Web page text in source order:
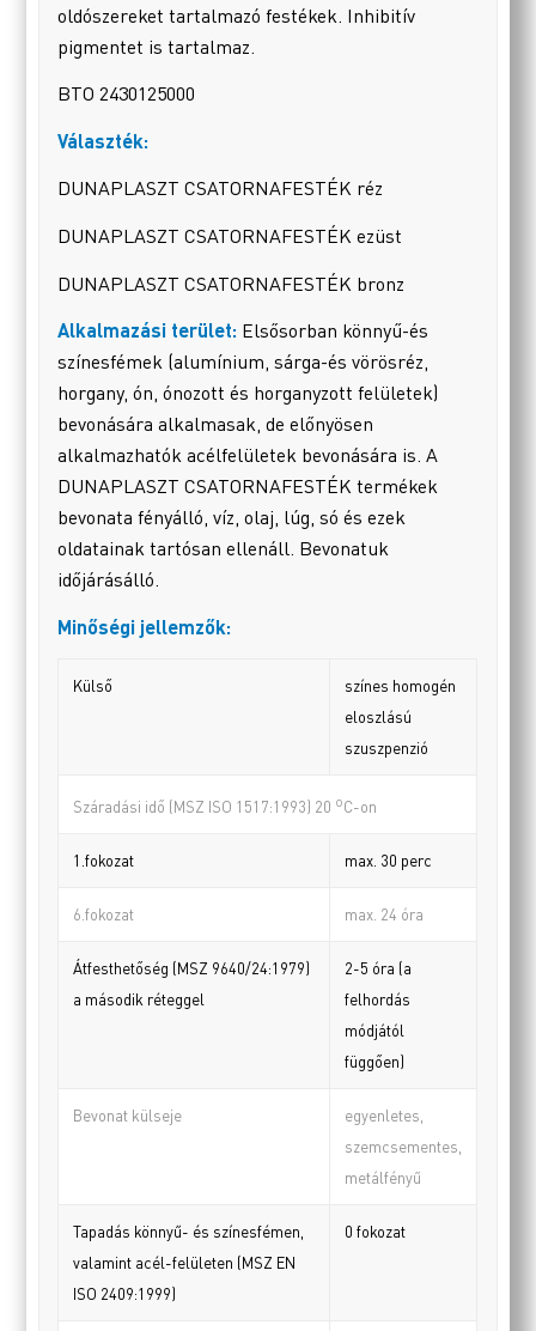
oldószereket tartalmazó festékek. Inhibitív
pigmentet is tartalmaz.
BTO 2430125000
Választék:
DUNAPLASZT CSATORNAFESTÉK réz
DUNAPLASZT CSATORNAFESTÉK ezüst
DUNAPLASZT CSATORNAFESTÉK bronz
Alkalmazási terület: Elsősorban könnyű-és
színesfémek (alumínium, sárga-és vörösréz,
horgany, ón, ónozott és horganyzott felületek)
bevonására alkalmasak, de előnyösen
alkalmazhatók acélfelületek bevonására is. A
DUNAPLASZT CSATORNAFESTÉK termékek
bevonata fényálló, víz, olaj, lúg, só és ezek
oldatainak tartósan ellenáll. Bevonatuk
időjárásálló.
Minőségi jellemzők:
Külső
színes homogén
eloszlású
szuszpenzió
Száradási idő (MSZ ISO 1517:1993) 20 oC-on
1.fokozat max. 30 perc
6.fokozat max. 24 óra
Átfesthetőség (MSZ 9640/24:1979)
a második réteggel
2-5 óra (a
felhordás
módjától
függően)
Bevonat külseje
egyenletes,
szemcsementes,
metálfényű
Tapadás könnyű- és színesfémen,
valamint acél-felületen (MSZ EN
ISO 2409:1999)
0 fokozat